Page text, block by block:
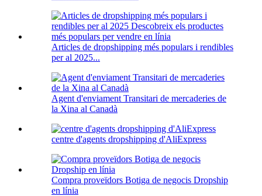
Articles de dropshipping més populars i rendibles
per al 2025...
Agent d'enviament Transitari de mercaderies de
la Xina al Canadà
centre d'agents dropshipping d'AliExpress
Compra proveïdors Botiga de negocis Dropship
en línia